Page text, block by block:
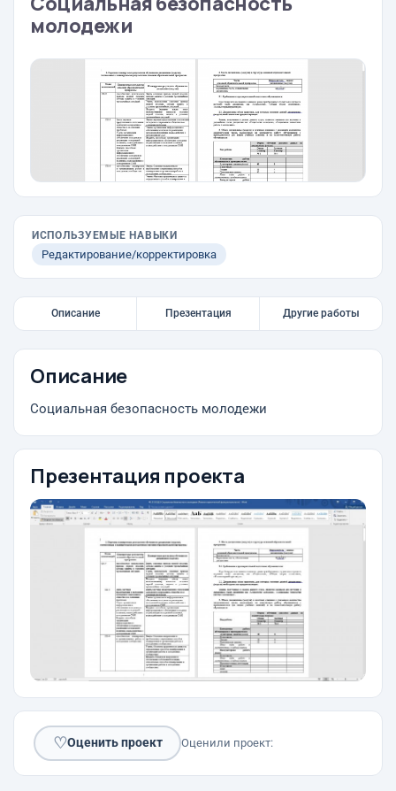
молодежи
ИСПОЛЬЗУЕМЫЕ НАВЫКИ
Редактирование/корректировка
Описание Презентация Другие работы
Описание
Социальная безопасность молодежи
Презентация проекта
♡Оценить проект Оценили проект: